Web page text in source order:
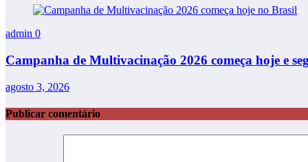
admin 0
Campanha de Multivacinação 2026 começa hoje e
agosto 3, 2026
Publicar comentário